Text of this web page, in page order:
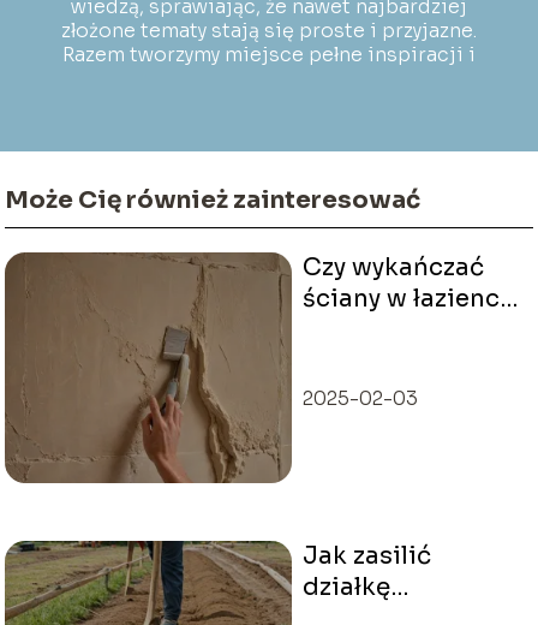
wiedzą, sprawiając, że nawet najbardziej
złożone tematy stają się proste i przyjazne.
Razem tworzymy miejsce pełne inspiracji i
Może Cię również zainteresować
Czy wykańczać
ściany w łazience
wady
2025-02-03
Jak zasilić
działkę